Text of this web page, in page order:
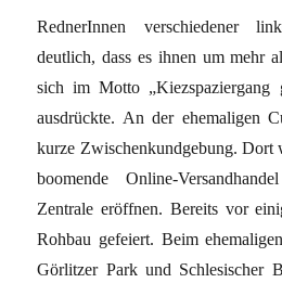
RednerInnen verschiedener
deutlich, dass es ihnen um mehr
sich im Motto „Kiezspaziergang
ausdrückte. An der ehemaligen
kurze Zwischenkundgebung. Dort
boomende Online-
Zentrale eröffnen. Bereits vor
Rohbau gefeiert. Beim
Görlitzer Park und Schlesischer